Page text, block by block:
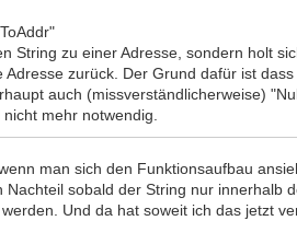
String zu einer Adresse, sondern holt
zurück. Der Grund dafür ist
auch (missverständlicherweise)
mehr notwendig.
man sich den Funktionsaufbau
sobald der String nur
Und da hat soweit ich das jetzt